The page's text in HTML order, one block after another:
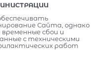
Сайта, однако
сбои и
с техническими
работ